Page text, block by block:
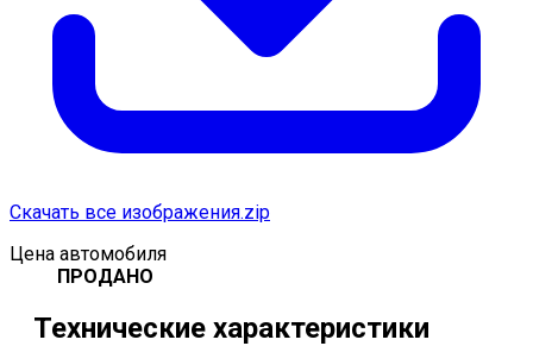
Скачать все изображения.zip
Цена автомобиля
ПРОДАНО
Технические характеристики